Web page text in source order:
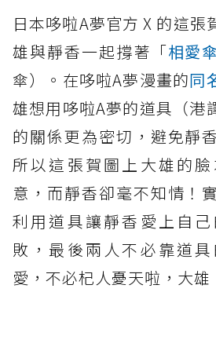
日本哆啦A夢官方 X 的這張
雄與靜香一起撐著「相愛傘
傘）。在哆啦A夢漫畫的同
雄想用哆啦A夢的道具（港
的關係更為密切，避免靜
所以這張賀圖上大雄的
意，而靜香卻毫不知情！
利用道具讓靜香愛上自
敗，最後兩人不必靠道
愛，不必杞人憂天啦，大雄